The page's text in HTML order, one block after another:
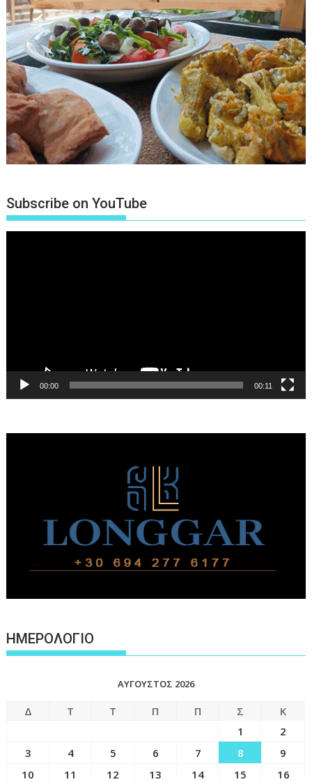
Subscribe on YouTube
00:00 00:11
ΗΜΕΡΟΛΟΓΙΟ
ΑΎΓΟΥΣΤΟΣ 2026
Δ Τ Τ Π Π Σ
Κ
1
2
3
4 5 6 7 8
9
10
11 12 13 14 15
16